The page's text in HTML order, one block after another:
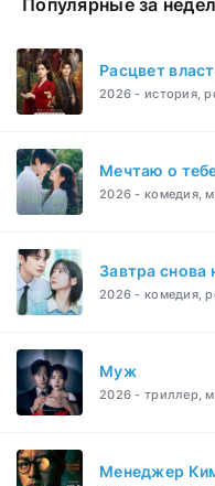
Расцвет
2026 - история,
Мечтаю о
2026 - комедия,
Завтра снова
2026 - комедия,
Муж
2026 - триллер,
Менеджер